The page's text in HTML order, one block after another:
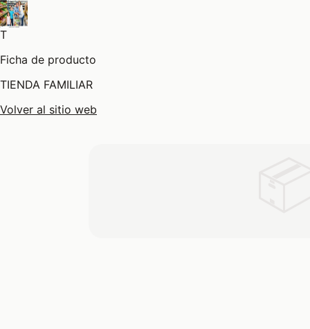
T
Ficha de producto
TIENDA FAMILIAR
Volver al sitio web